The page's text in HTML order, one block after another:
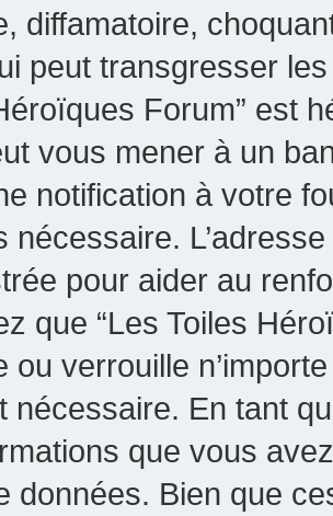
diffamatoire,
peut transgresser
Forum” est
vous mener à un
notification à votre
nécessaire.
pour aider au
que “Les Toiles
ou verrouille
nécessaire. En tant
que vous
données. Bien que